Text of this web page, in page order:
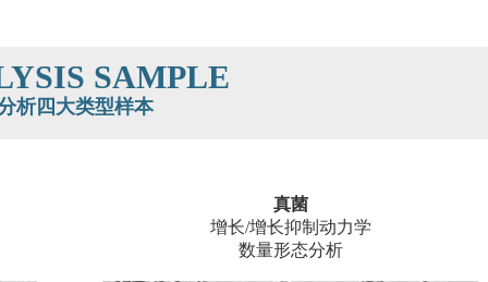
SAMPLE
析四大类型样本
真菌
增长/增长抑制动力学
数量形态分析